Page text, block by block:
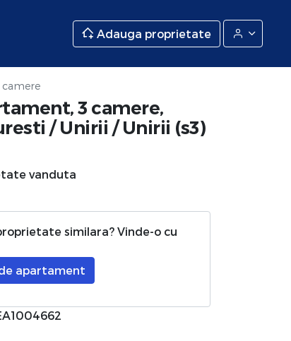
Adauga proprietate
3 camere,
/Unirii /Unirii (s3)
vanduta
similara? Vinde-o cu
apartament